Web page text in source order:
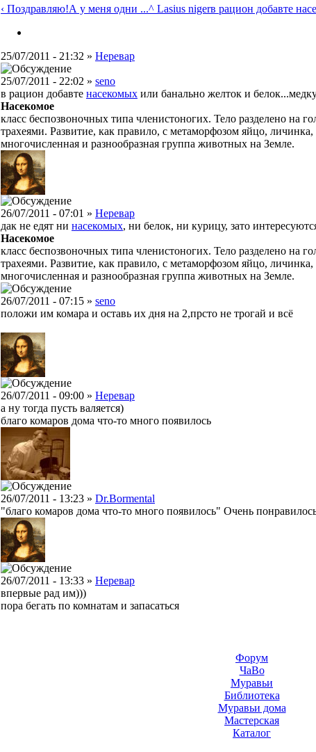
‹ Поздравляю!А у меня одни ...^ Lasius nigerв рацион добавте
25/07/2011 - 21:32 » Неревар
25/07/2011 - 22:02 » seno
в рацион добавте насекомых или банально желток и
Насекомое
класс беспозвоночных типа членистоногих. Тело разделено на
трахеями. Развитие, как правило, с метаморфозом яйцо,
многочисленная и разнообразная группа животных на Земле.
26/07/2011 - 07:01 » Неревар
дак не едят ни насекомых, ни белок, ни курицу, зато
Насекомое
класс беспозвоночных типа членистоногих. Тело разделено на
трахеями. Развитие, как правило, с метаморфозом яйцо,
многочисленная и разнообразная группа животных на Земле.
26/07/2011 - 07:15 » seno
положи им комара и оставь их дня на 2,прсто не трогай и всё
26/07/2011 - 09:00 » Неревар
а ну тогда пусть валяется)
благо комаров дома что-то много появилось
26/07/2011 - 13:23 » Dr.Bormental
"благо комаров дома что-то много появилось" Очень
26/07/2011 - 13:33 » Неревар
впервые рад им)))
пора бегать по комнатам и запасаться
Форум
ЧаВо
Муравьи
Библиотека
Муравьи дома
Мастерская
Каталог